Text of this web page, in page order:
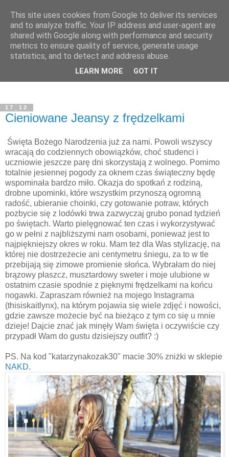
17_12
Cieniowane Jeansy z frędzelkami
Święta Bożego Narodzenia już za nami. Powoli wszyscy
wracają do codziennych obowiązków, choć studenci i
uczniowie jeszcze parę dni skorzystają z wolnego. Pomimo
totalnie jesiennej pogody za oknem czas świąteczny będę
wspominała bardzo miło. Okazja do spotkań z rodziną,
drobne upominki, które wszystkim przynoszą ogromną
radość, ubieranie choinki, czy gotowanie potraw, których
pozbycie się z lodówki trwa zazwyczaj grubo ponad tydzień
po świętach. Warto pielęgnować ten czas i wykorzystywać
go w pełni z najbliższymi nam osobami, ponieważ jest to
najpiękniejszy okres w roku. Mam też dla Was stylizację, na
której nie dostrzeżecie ani centymetru śniegu, za to w tle
przebijają się zimowe promienie słońca. Wybrałam do niej
brązowy płaszcz, musztardowy sweter i moje ulubione w
ostatnim czasie spodnie z pięknymi frędzelkami na końcu
nogawki. Zapraszam również na mojego Instagrama
(thisiskaitlynx), na którym pojawia się wiele zdjęć i nowości,
gdzie zawsze możecie być na bieżąco z tym co się u mnie
dzieje! Dajcie znać jak minęły Wam święta i oczywiście czy
przypadł Wam do gustu dzisiejszy outfit? :)
PS. Na kod "katarzynakozak30" macie 30% zniżki w sklepie
NAKD.
This site uses cookies from Google to deliver its services
and to analyze traffic. Your IP address and user-agent are
shared with Google along with performance and security
metrics to ensure quality of service, generate usage
statistics, and to detect and address abuse.
LEARN MORE GOT IT